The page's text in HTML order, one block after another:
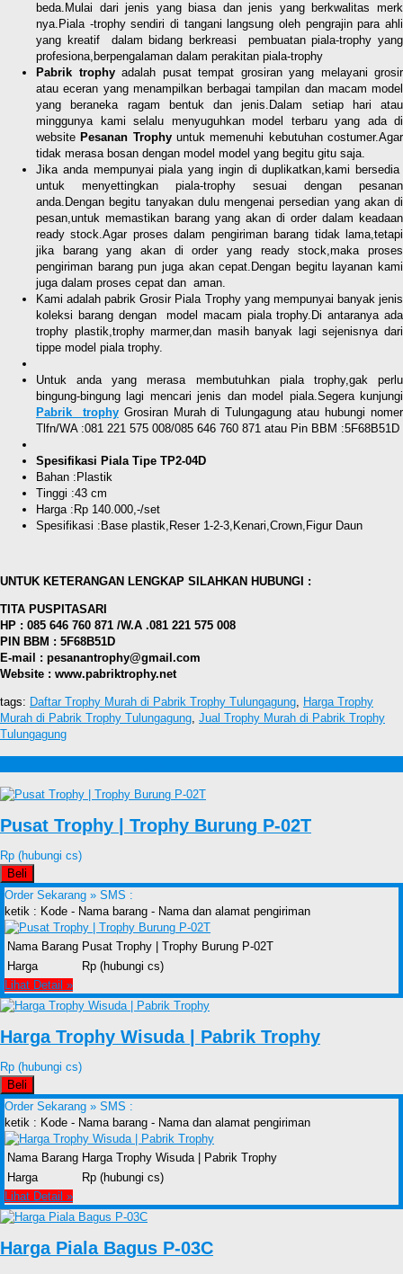
beda.Mulai dari jenis yang biasa dan jenis yang berkwalitas merk
nya.Piala -trophy sendiri di tangani langsung oleh pengrajin para ahli
yang kreatif dalam bidang berkreasi pembuatan piala-trophy yang
profesiona,berpengalaman dalam perakitan piala-trophy
Pabrik trophyadalah pusat tempat grosiran yang melayani grosir
atau eceran yang menampilkan berbagai tampilan dan macam model
yang beraneka ragam bentuk dan jenis.Dalam setiap hari atau
minggunya kami selalu menyuguhkan model terbaru yang ada di
website Pesanan Trophyuntuk memenuhi kebutuhan costumer.Agar
tidak merasa bosan dengan model model yang begitu gitu saja.
Jika anda mempunyai piala yang ingin di duplikatkan,kami bersedia
untuk menyettingkan piala-trophy sesuai dengan pesanan
anda.Dengan begitu tanyakan dulu mengenai persedian yang akan di
pesan,untuk memastikan barang yang akan di order dalam keadaan
ready stock.Agar proses dalam pengiriman barang tidak lama,tetapi
jika barang yang akan di order yang ready stock,maka proses
pengiriman barang pun juga akan cepat.Dengan begitu layanan kami
juga dalam proses cepat dan aman.
Kami adalah pabrik Grosir Piala Trophy yang mempunyai banyak jenis
koleksi barang dengan model macam piala trophy.Di antaranya ada
trophy plastik,trophy marmer,dan masih banyak lagi sejenisnya dari
tippe model piala trophy.
Untuk anda yang merasa membutuhkan piala trophy,gak perlu
bingung-bingung lagi mencari jenis dan model piala.Segera kunjungi
Pabrik trophyGrosiran Murah di Tulungagung atau hubungi nomer
Tlfn/WA :081 221 575 008/085 646 760 871 atau Pin BBM :5F68B51D
Spesifikasi Piala Tipe TP2-04D
Bahan :Plastik
Tinggi :43 cm
Harga :Rp 140.000,-/set
Spesifikasi :Base plastik,Reser 1-2-3,Kenari,Crown,Figur Daun
UNTUK KETERANGAN LENGKAP SILAHKAN HUBUNGI :
TITA PUSPITASARI
HP : 085 646 760 871 /W.A .081 221 575 008
PIN BBM : 5F68B51D
E-mail : pesanantrophy@gmail.com
Website : www.pabriktrophy.net
tags: Daftar Trophy Murah di Pabrik Trophy Tulungagung, Harga Trophy
Murah di Pabrik Trophy Tulungagung, Jual Trophy Murah di Pabrik Trophy
Tulungagung
Pusat Trophy | Trophy Burung P-02T
Rp (hubungi cs)
Beli
Order Sekarang » SMS :
ketik : Kode - Nama barang - Nama dan alamat pengiriman
Nama Barang Pusat Trophy | Trophy Burung P-02T
Harga
Rp (hubungi cs)
Lihat Detail »
Harga Trophy Wisuda | Pabrik Trophy
Rp (hubungi cs)
Beli
Order Sekarang » SMS :
ketik : Kode - Nama barang - Nama dan alamat pengiriman
Nama Barang Harga Trophy Wisuda | Pabrik Trophy
Harga
Rp (hubungi cs)
Lihat Detail »
Harga Piala Bagus P-03C